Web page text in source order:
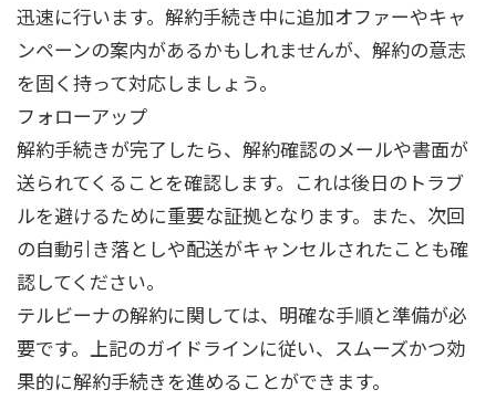
迅速に行います。解約手続き中に追加オファーやキャ
ンペーンの案内があるかもしれませんが、解約の意志
を固く持って対応しましょう。
フォローアップ
解約手続きが完了したら、解約確認のメールや書面が
送られてくることを確認します。これは後日のトラブ
ルを避けるために重要な証拠となります。また、次回
の自動引き落としや配送がキャンセルされたことも確
認してください。
テルビーナの解約に関しては、明確な手順と準備が必
要です。上記のガイドラインに従い、スムーズかつ効
果的に解約手続きを進めることができます。